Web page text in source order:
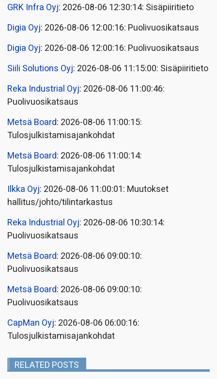
GRK Infra Oyj: 2026-08-06 12:30:14: Sisäpiiritieto
Digia Oyj: 2026-08-06 12:00:16: Puolivuosikatsaus
Digia Oyj: 2026-08-06 12:00:16: Puolivuosikatsaus
Siili Solutions Oyj: 2026-08-06 11:15:00: Sisäpiiritieto
Reka Industrial Oyj: 2026-08-06 11:00:46:
Puolivuosikatsaus
Metsä Board: 2026-08-06 11:00:15:
Tulosjulkistamisajankohdat
Metsä Board: 2026-08-06 11:00:14:
Tulosjulkistamisajankohdat
Ilkka Oyj: 2026-08-06 11:00:01: Muutokset
hallitus/johto/tilintarkastus
Reka Industrial Oyj: 2026-08-06 10:30:14:
Puolivuosikatsaus
Metsä Board: 2026-08-06 09:00:10:
Puolivuosikatsaus
Metsä Board: 2026-08-06 09:00:10:
Puolivuosikatsaus
CapMan Oyj: 2026-08-06 06:00:16:
Tulosjulkistamisajankohdat
RELATED POSTS